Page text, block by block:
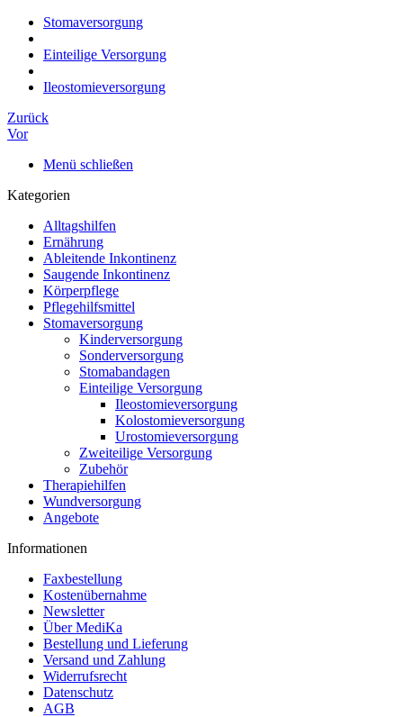
Stomaversorgung
Einteilige Versorgung
Ileostomieversorgung
Zurück
Vor
Menü schließen
Kategorien
Alltagshilfen
Ernährung
Ableitende Inkontinenz
Saugende Inkontinenz
Körperpflege
Pflegehilfsmittel
Stomaversorgung
Kinderversorgung
Sonderversorgung
Stomabandagen
Einteilige Versorgung
Ileostomieversorgung
Kolostomieversorgung
Urostomieversorgung
Zweiteilige Versorgung
Zubehör
Therapiehilfen
Wundversorgung
Angebote
Informationen
Faxbestellung
Kostenübernahme
Newsletter
Über MediKa
Bestellung und Lieferung
Versand und Zahlung
Widerrufsrecht
Datenschutz
AGB